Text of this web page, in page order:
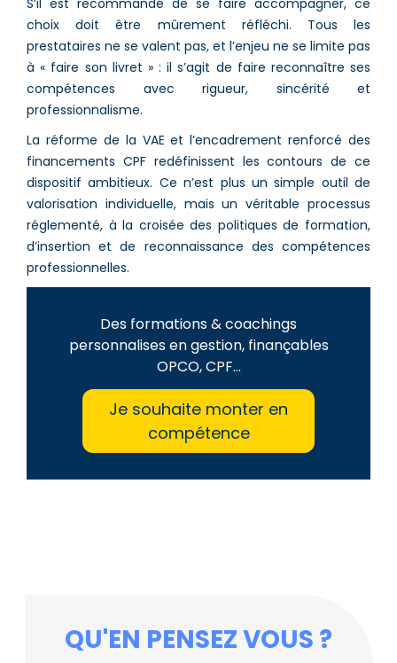
choix doit être mûrement réfléchi. Tous les
prestataires ne se valent pas, et l’enjeu ne se limite pas
à « faire son livret » : il s’agit de faire reconnaître ses
compétences avec rigueur, sincérité et
professionnalisme.
La réforme de la VAE et l’encadrement renforcé des
financements CPF redéfinissent les contours de ce
dispositif ambitieux. Ce n’est plus un simple outil de
valorisation individuelle, mais un véritable processus
réglementé, à la croisée des politiques de formation,
d’insertion et de reconnaissance des compétences
professionnelles.
Des formations & coachings
personnalises en gestion, finançables
OPCO, CPF...
Je souhaite monter en
compétence
QU'EN PENSEZ VOUS ?